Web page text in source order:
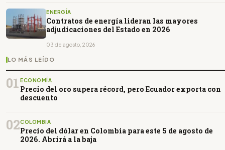
ENERGÍA
Contratos de energía lideran las mayores
adjudicaciones del Estado en 2026
03 de agosto, 2026
LO MÁS LEÍDO
01 ECONOMÍA
Precio del oro supera récord, pero Ecuador exporta con
descuento
02COLOMBIA
Precio del dólar en Colombia para este 5 de agosto de
2026. Abrirá a la baja